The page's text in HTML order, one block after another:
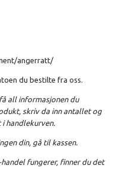
angerratt/
du bestilte fra oss.
all informasjonen du
skriv da inn antallet og
handlekurven.
din, gå til kassen.
fungerer, finner du det